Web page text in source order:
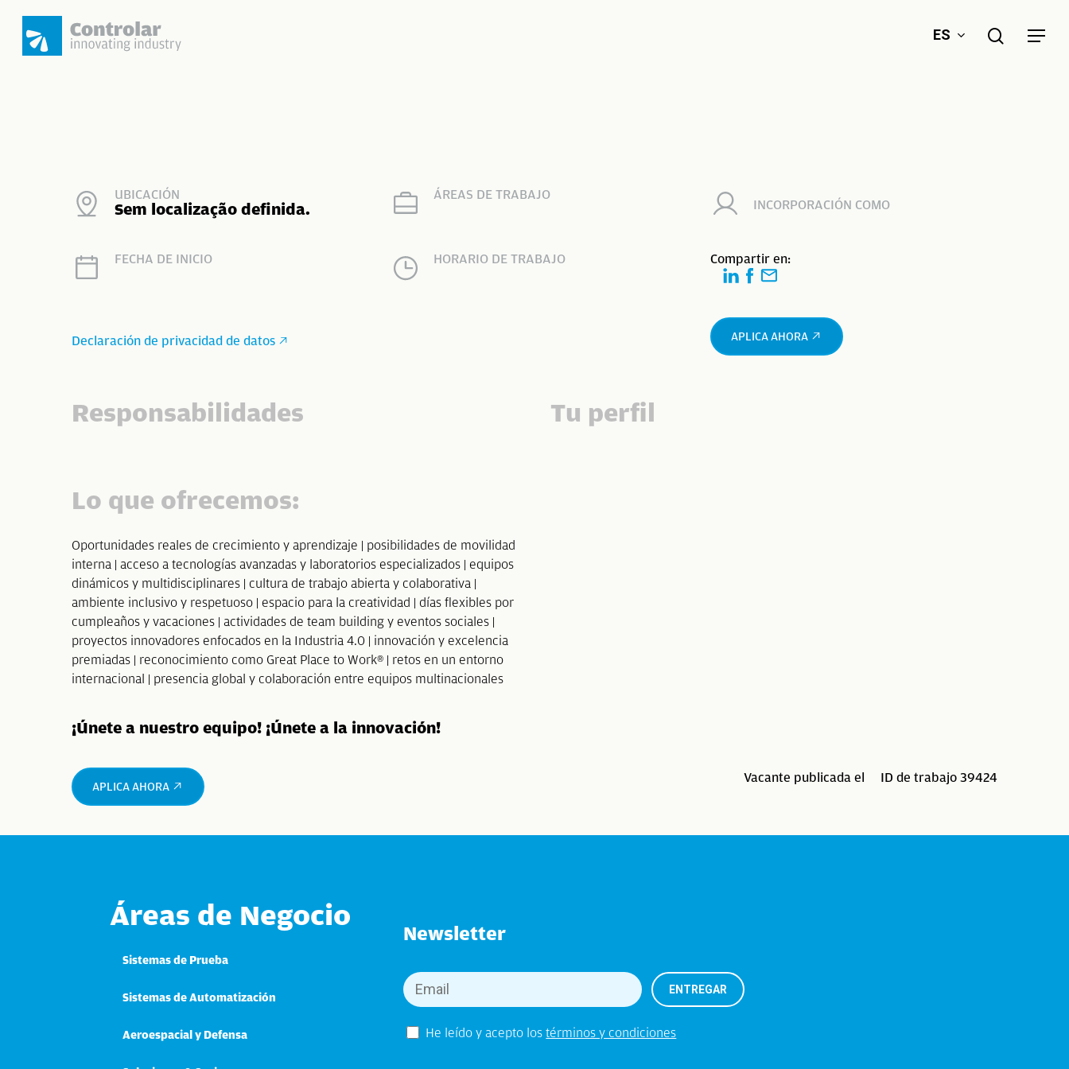
ES search
Menu
UBICACIÓN
Sem localização definida.
ÁREAS DE TRABAJO
INCORPORACIÓN COMO
FECHA DE INICIO HORARIO DE TRABAJO Compartir en:
Declaración de privacidad de datos APLICA AHORA
Responsabilidades Tu perfil
Lo que ofrecemos:
Oportunidades reales de crecimiento y aprendizaje | posibilidades de movilidad
interna | acceso a tecnologías avanzadas y laboratorios especializados | equipos
dinámicos y multidisciplinares | cultura de trabajo abierta y colaborativa |
ambiente inclusivo y respetuoso | espacio para la creatividad | días flexibles por
cumpleaños y vacaciones | actividades de team building y eventos sociales |
proyectos innovadores enfocados en la Industria 4.0 | innovación y excelencia
premiadas | reconocimiento como Great Place to Work® | retos en un entorno
internacional | presencia global y colaboración entre equipos multinacionales
¡Únete a nuestro equipo! ¡Únete a la innovación!
APLICA AHORA
Vacante publicada el ID de trabajo 39424
Áreas de Negocio
Sistemas de Prueba
Sistemas de Automatización
Aeroespacial y Defensa
Newsletter
He leído y acepto lostérminos y condiciones